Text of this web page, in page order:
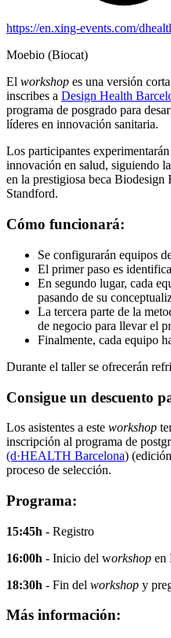
https://en.xing-events.com/
Moebio (Biocat)
El workshop es una versión
inscribes a Design Health
programa de posgrado para
líderes en innovación sanitaria.
Los participantes
innovación en salud, siguiendo
en la prestigiosa beca
Standford.
Cómo funcionará:
Se configurarán equipos
El primer paso es
En segundo lugar, cada
pasando de su
La tercera parte de la
de negocio para llevar el
Finalmente, cada equipo
Durante el taller se ofrecerán
Consigue un descuento
Los asistentes a este workshop
inscripción al programa de
(d·HEALTH Barcelona)
proceso de selección.
Programa:
15:45h - Registro
16:00h - Inicio del workshop en
18:30h - Fin del workshop y
Más información: